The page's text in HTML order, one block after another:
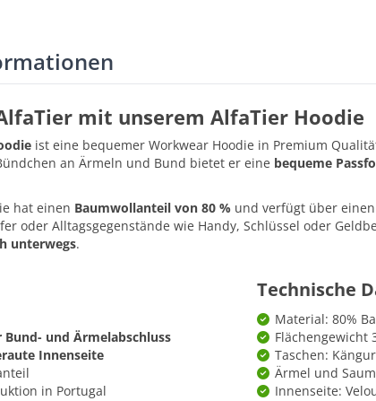
mit unserem AlfaTier Hoodie
ist eine bequemer Workwear Hoodie in Premium
an Ärmeln und Bund bietet er eine bequeme
hat einen Baumwollanteil von 80 % und verfügt über einen
oder Alltagsgegenstände wie Handy, Schlüssel oder
unterwegs.
Bund- und Ärmelabschluss
Innenseite
in Portugal
Technische
Material: 80%
Flächengewicht
Taschen:
Ärmel und
Innenseite: